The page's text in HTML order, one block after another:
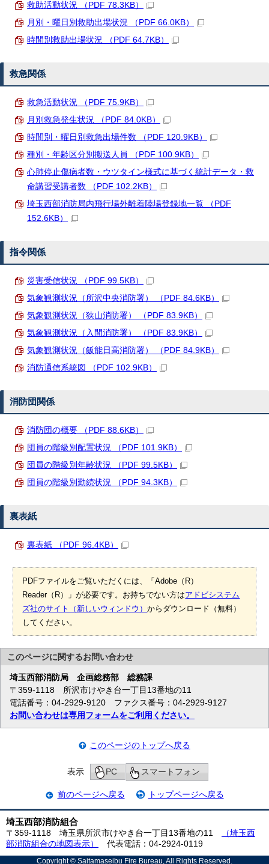
救助活動状況 （PDF 78.3KB）
月別・曜日別救助出場状況 （PDF 66.0KB）
時間別救助出場状況 （PDF 64.7KB）
救急関係
救急活動状況 （PDF 75.9KB）
月別救急発生状況 （PDF 84.0KB）
時間別・曜日別救急出場件数 （PDF 120.9KB）
種別・年齢区分別搬送人員 （PDF 100.9KB）
心肺停止傷病者数・ウツタイン様式に基づく統計データ・救
命講習受講者数 （PDF 102.2KB）
埼玉西部消防局内飛行場外離着陸場登録地一覧 （PDF
152.6KB）
指令関係
災害受信状況 （PDF 99.5KB）
気象観測状況（所沢中央消防署） （PDF 84.6KB）
気象観測状況（狭山消防署） （PDF 83.9KB）
気象観測状況（入間消防署） （PDF 83.9KB）
気象観測状況（飯能日高消防署） （PDF 84.9KB）
消防通信系統図 （PDF 102.9KB）
消防団関係
消防団の概要 （PDF 88.6KB）
団員の階級別配置状況 （PDF 101.9KB）
団員の階級別年齢状況 （PDF 99.5KB）
団員の階級別勤続状況 （PDF 94.3KB）
裏表紙
裏表紙 （PDF 96.4KB）
PDFファイルをご覧いただくには、「Adobe（R）
Reader（R）」が必要です。お持ちでない方はアドビシステム
ズ社のサイト（新しいウィンドウ）からダウンロード（無料）
してください。
このページに関するお問い合わせ
埼玉西部消防局 企画総務部 総務課
〒359-1118 所沢市けやき台一丁目13番地の11
電話番号：04-2929-9120 ファクス番号：04-2929-9127
お問い合わせは専用フォームをご利用ください。
このページのトップへ戻る
表示 PC スマートフォン
前のページへ戻る トップページへ戻る
埼玉西部消防組合
〒359-1118 埼玉県所沢市けやき台一丁目13番地の11
（埼玉西
部消防組合の地図表示）
代表電話：04-2924-0119
Copyright © Saitamaseibu Fire Bureau, All Rights Reserved.